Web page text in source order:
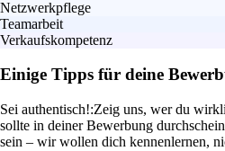
Netzwerkpflege
Teamarbeit
Verkaufskompetenz
Einige Tipps für deine
Sei authentisch!:Zeig uns, wer du
sollte in deiner Bewerbung
sein – wir wollen dich kennenlernen,